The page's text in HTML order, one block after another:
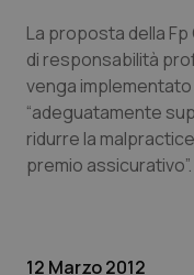
Umbria
Valle D’Aosta
Oftalmologia
La proposta della Fp
di responsabilità
venga implementato
“adeguatamente
ridurre la
premio assicurativo”.
12 Marzo 2012